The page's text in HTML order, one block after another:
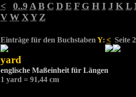
< 0..9 A B C D E F G H I J K L
V W X Y Z
Einträge für den Buchstaben Y: < Seite
yard
englische Maßeinheit für Längen
1 yard = 91,44 cm